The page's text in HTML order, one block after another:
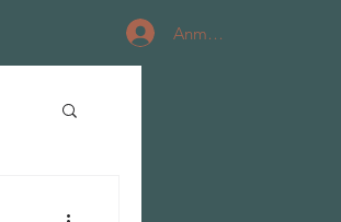
Anmelden